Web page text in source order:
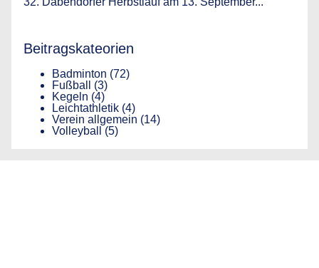
Beitragskateorien
Badminton (72)
Fußball
(3)
Kegeln (4)
Leichtathletik(4)
Verein allgemein (14)
Volleyball
(5)